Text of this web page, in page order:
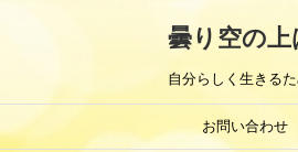
曇り空の
自分らしく生きる
お問い合わせ